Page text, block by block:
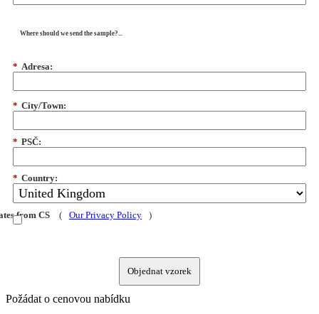
Where should we send the sample?...
* Adresa:
* City/Town:
* PSČ:
* Country:
from CS ( Our Privacy Policy )
Objednat vzorek
Požádat o cenovou nabídku